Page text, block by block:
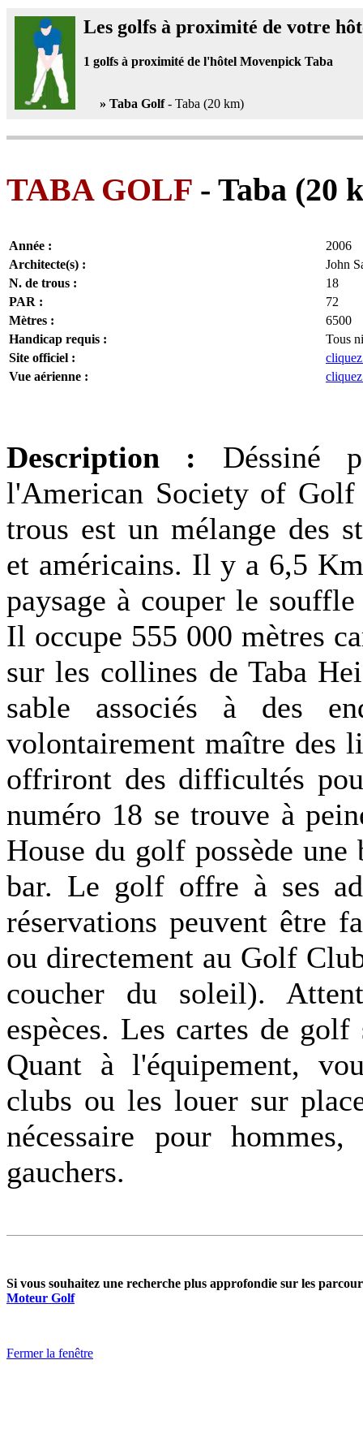
Les golfs à proximité de votre
1 golfs à proximité de l'hôtel Movenpick Taba
» Taba Golf- Taba (20 km)
TABA GOLF - Taba (20
Année :
2006
Architecte(s) :
John
N. de trous :
18
PAR :
72
Mètres :
6500
Handicap requis :
Tous
Site officiel :
Vue aérienne :
Description : Déssiné
l'American Society of Golf
trous est un mélange des
et américains. Il y a 6,5
paysage à couper le
Il occupe 555 000 mètres
sur les collines de Taba
sable associés à des
volontairement maître des
offriront des difficultés
numéro 18 se trouve à
House du golf possède
bar. Le golf offre à ses
réservations peuvent être
ou directement au Golf
coucher du soleil).
espèces. Les cartes de
Quant à l'équipement,
clubs ou les louer sur
nécessaire pour
gauchers.
Si vous souhaitez une recherche plus approfondie sur les
Moteur Golf
Fermer la fenêtre